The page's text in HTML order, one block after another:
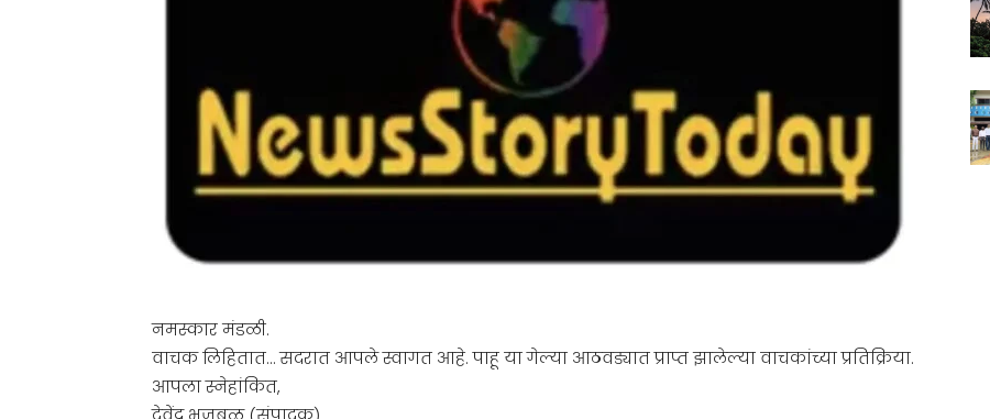
नमस्कार मंडळी.
वाचक लिहितात… सदरात आपले स्वागत आहे. पाहू या गेल्या आठवड्यात प्राप्त झालेल्या वाचकांच्या प्रतिक्रिया.
आपला स्नेहांकित,